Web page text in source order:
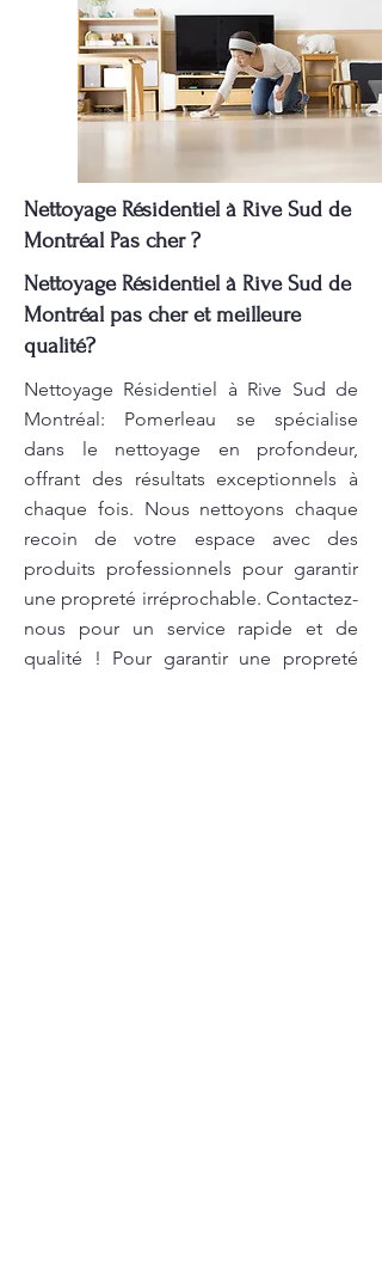
Nettoyage Résidentiel à Rive Sud de
Montréal Pas cher ?
Nettoyage Résidentiel à Rive Sud de
Montréal pas cher et meilleure
qualité?
Nettoyage Résidentiel à Rive Sud de
Montréal: Pomerleau se spécialise
dans le nettoyage en profondeur,
offrant des résultats exceptionnels à
chaque fois. Nous nettoyons chaque
recoin de votre espace avec des
produits professionnels pour garantir
une propreté irréprochable. Contactez-
nous pour un service rapide et de
qualité ! Pour garantir une propreté